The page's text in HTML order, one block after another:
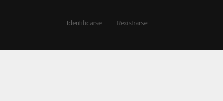
Identificarse Rexistrarse